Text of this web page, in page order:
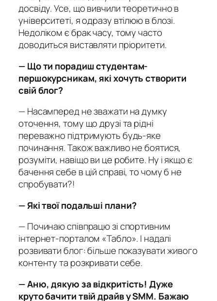
досвіду. Усе, що вивчили теоретично в
університеті, я одразу втілюю в блозі.
Недоліком є брак часу, тому часто
доводиться виставляти пріоритети.
— Що ти порадиш студентам-
першокурсникам, які хочуть створити
свій блог?
— Насамперед не зважати на думку
оточення, тому що друзі та рідні
переважно підтримують будь-яке
починання. Також важливо не боятися,
розуміти, навіщо ви це робите. Ну і якщо є
бачення себе в цій справі, то чому б не
спробувати?!
— Які твоїподальші плани?
— Починаю співпрацю зі спортивним
інтернет-порталом «Табло». І надалі
розвивати блог: більше показувати живого
контенту та розкривати себе.
— Аню, дякую за відкритість! Дуже
круто бачити твій драйв у SMM. Бажаю